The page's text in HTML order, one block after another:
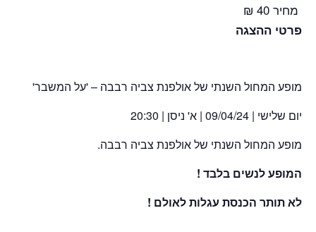
מחיר 40 ₪
פרטי ההצגה
מופע המחול השנתי של אולפנת צביה רבבה – 'על המשבר'
יום שלישי | 09/04/24 | א' ניסן | 20:30
מופע המחול השנתי של אולפנת צביה רבבה.
המופע לנשים בלבד !
לא תותר הכנסת עגלות לאולם !